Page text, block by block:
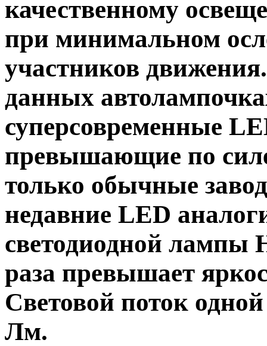
качественному
при минимальном
участников
данных
суперсовременные
превышающие по
только обычные
недавние LED
светодиодной лампы
раза превышает
Световой поток
Лм.